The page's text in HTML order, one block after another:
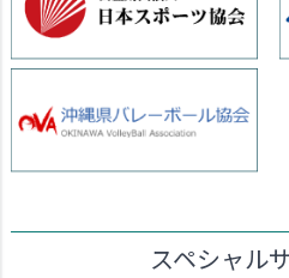
スペシャル